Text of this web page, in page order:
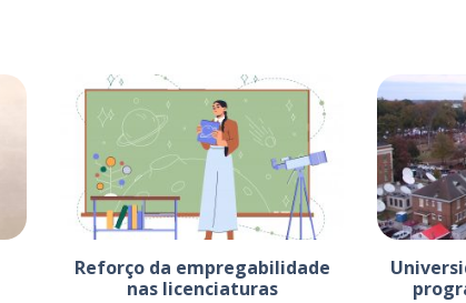
Reforço da empregabilidade
nas licenciaturas